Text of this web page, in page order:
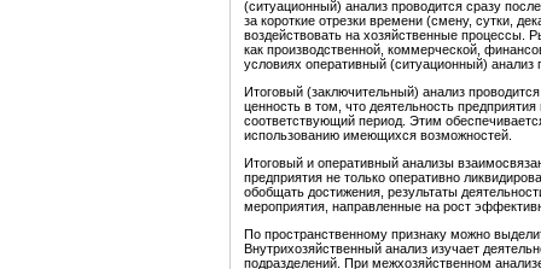
(ситуационный) анализ проводится сразу
за короткие отрезки времени (смену, сутки,
воздействовать на хозяйственные процессы.
как производственной, коммерческой,
условиях оперативный (ситуационный) анализ
Итоговый (заключительный) анализ
ценность в том, что деятельность
соответствующий период. Этим
использованию имеющихся возможностей.
Итоговый и оперативный анализы
предприятия не только оперативно
обобщать достижения, результаты
мероприятия, направленные на рост
По пространственному признаку можно
Внутрихозяйственный анализ изучает
подразделений. При межхозяйственном